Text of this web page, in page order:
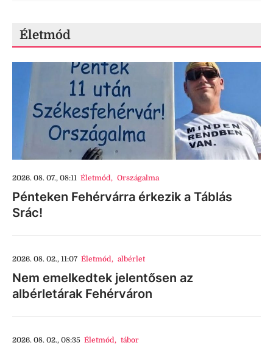
Életmód
2026. 08. 07., 08:11 Életmód, Országalma
Pénteken Fehérvárra érkezik a Táblás
Srác!
2026. 08. 02., 11:07 Életmód, albérlet
Nem emelkedtek jelentősen az
albérletárak Fehérváron
2026. 08. 02., 08:35 Életmód, tábor